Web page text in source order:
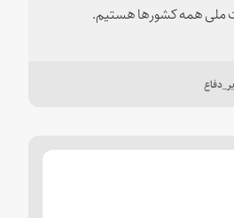
ملی همه کشورها هستیم.